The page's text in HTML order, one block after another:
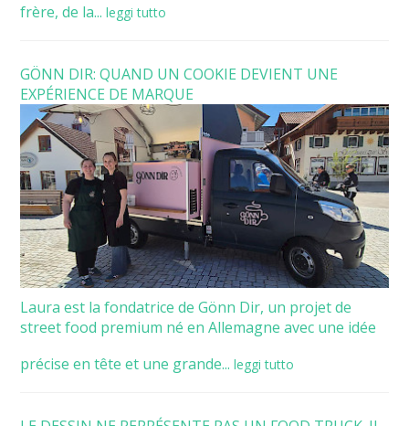
frère, de la... leggi tutto
GÖNN DIR: QUAND UN COOKIE DEVIENT UNE
EXPÉRIENCE DE MARQUE
Laura est la fondatrice de Gönn Dir, un projet de
street food premium né en Allemagne avec une idée
précise en tête et une grande... leggi tutto